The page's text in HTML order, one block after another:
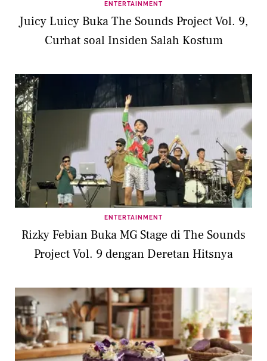
ENTERTAINMENT
Juicy Luicy Buka The Sounds Project Vol. 9,
Curhat soal Insiden Salah Kostum
ENTERTAINMENT
Rizky Febian Buka MG Stage di The Sounds
Project Vol. 9 dengan Deretan Hitsnya